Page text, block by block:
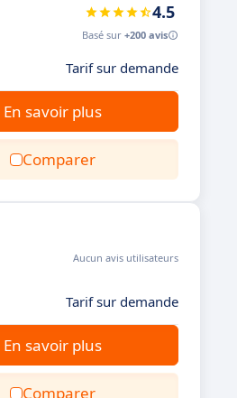
4.5
Basé sur +200 avis
Tarif sur demande
En savoir plus
Comparer
Aucun avis utilisateurs
Tarif sur demande
En savoir plus
Comparer